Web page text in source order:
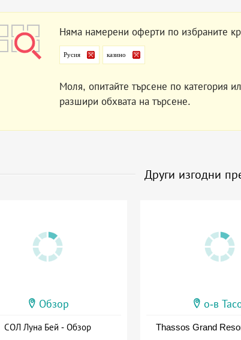
Няма намерени оферти по избраните
Русия казино
Моля, опитайте търсене по категория
разшири обхвата на търсене.
Други изгодни
Обзор
СОЛ Луна Бей - Обзор
о-в
Thassos Grand